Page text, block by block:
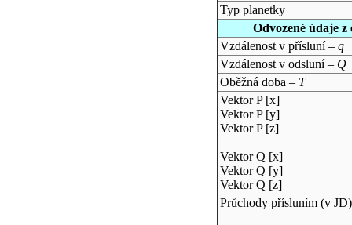
Typ planetky
Odvozené údaje
Vzdálenost v přísluní – q
Vzdálenost v odsluní – Q
Oběžná doba – T
Vektor P [x]
Vektor P [y]
Vektor P [z]
Vektor Q [x]
Vektor Q [y]
Vektor Q [z]
Průchody přísluním (v JD)